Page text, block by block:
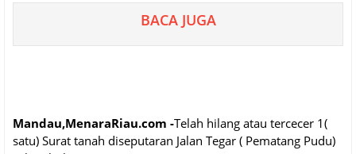
BACA JUGA
Mandau,MenaraRiau.com -Telah hilang atau tercecer 1(
satu) Surat tanah diseputaran Jalan Tegar ( Pematang Pudu)